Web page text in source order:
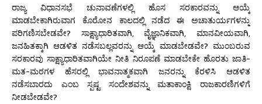
ರಾಜ್ಯ ವಿಧಾನಸಭೆ ಚುನಾವಣೆಗಳಲ್ಲಿ ಹೊಸ ಸರಕಾರವನ್ನು ಆಯ್ಕೆ
ಮಾಡಬೇಕಾಗಿರುವಾಗ ಕೊರೋನ ಕಾಲದಲ್ಲಿ ನಡೆದ ಈ ಅಚಾತುರ್ಯಗಳನ್ನು
ಪರಿಗಣಿಸಬೇಡವೇ? ಸಾಕ್ಷ್ಯಾಧಾರಿತವಾಗಿ, ವೈಜ್ಞಾನಿಕವಾಗಿ, ಮಾನವೀಯವಾಗಿ,
ಜನಹಿತಕ್ಕಾಗಿ ಆಡಳಿತ ನಡೆಸಬಲ್ಲವರನ್ನು ಆಯ್ಕೆ ಮಾಡಬೇಡವೇ? ಮುಂಬರುವ
ಸರಕಾರವು ಸಾಕ್ಷ್ಯಾಧಾರಿತವಾಗಿಯೇ ನೀತಿ ನಿರೂಪಣೆ ಮಾಡಬೇಕೇ ಹೊರತು ಜಾತಿ-
ಮತ-ಮಠಗಳ ಹೆಸರಲ್ಲಿ ಭಾವನಾತ್ಮಕವಾಗಿ ಜನರನ್ನು ಕೆರಳಿಸಿ ಆಡಳಿತ
ನಡೆಸಬಾರದು ಎಂಬ ಸ್ಪಷ್ಟ ಸಂದೇಶವನ್ನು ಮತಾಕಾಂಕ್ಷಿ ರಾಜಕಾರಣಿಗಳಿಗೆ
ನೀಡಬೇಡವೇ?